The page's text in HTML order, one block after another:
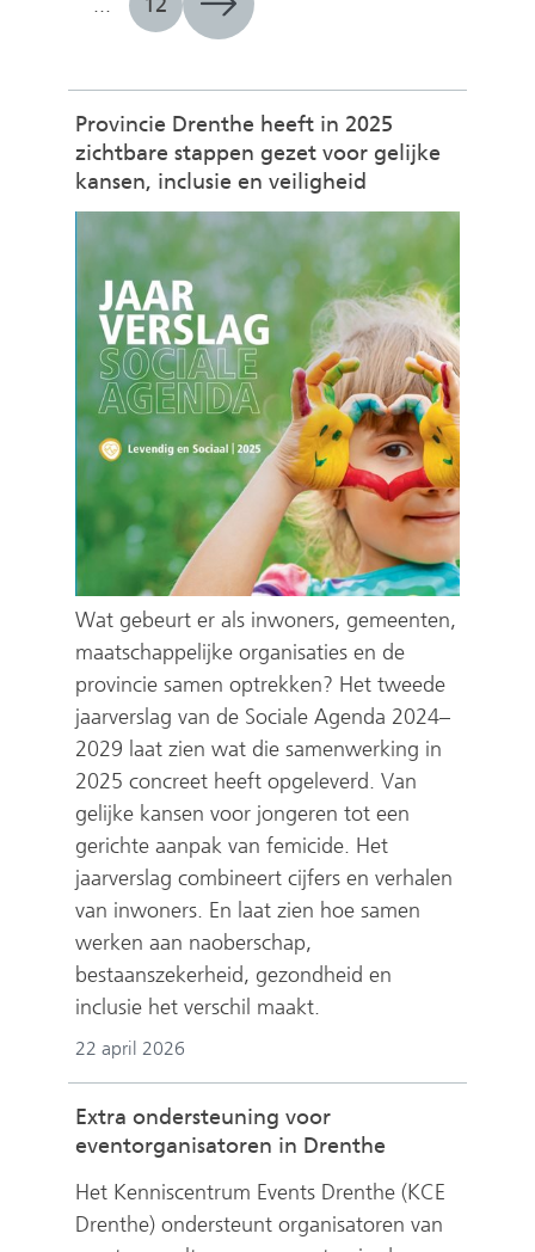
e
Provincie Drenthe heeft in 2025
zichtbare stappen gezet voor gelijke
kansen, inclusie en veiligheid
Wat gebeurt er als inwoners, gemeenten,
maatschappelijke organisaties en de
provincie samen optrekken? Het tweede
jaarverslag van de Sociale Agenda 2024–
2029 laat zien wat die samenwerking in
2025 concreet heeft opgeleverd. Van
gelijke kansen voor jongeren tot een
gerichte aanpak van femicide. Het
jaarverslag combineert cijfers en verhalen
van inwoners. En laat zien hoe samen
werken aan naoberschap,
bestaanszekerheid, gezondheid en
inclusie het verschil maakt.
22 april 2026
Extra ondersteuning voor
eventorganisatoren in Drenthe
Het Kenniscentrum Events Drenthe (KCE
Drenthe) ondersteunt organisatoren van